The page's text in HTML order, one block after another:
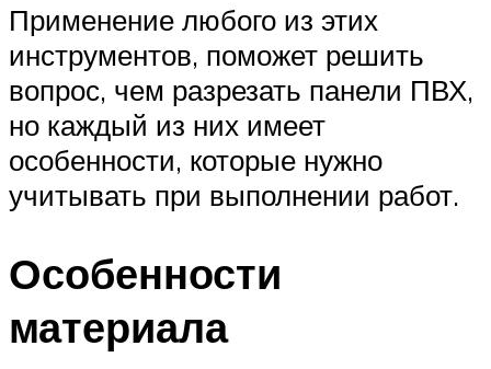
Применение любого из этих
инструментов, поможет решить
вопрос, чем разрезать панели ПВХ,
но каждый из них имеет
особенности, которые нужно
учитывать при выполнении работ.
Особенности
материала